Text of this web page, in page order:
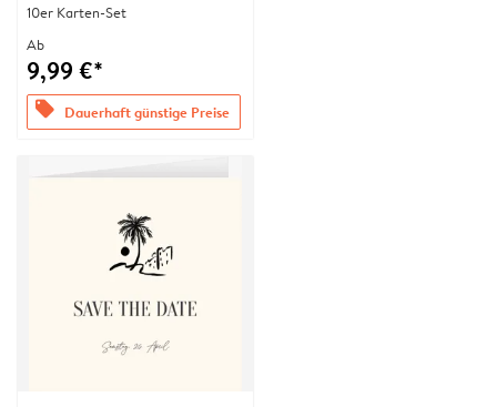
10er Karten-Set
Ab
9,99 €*
offers Dauerhaft günstige Preise